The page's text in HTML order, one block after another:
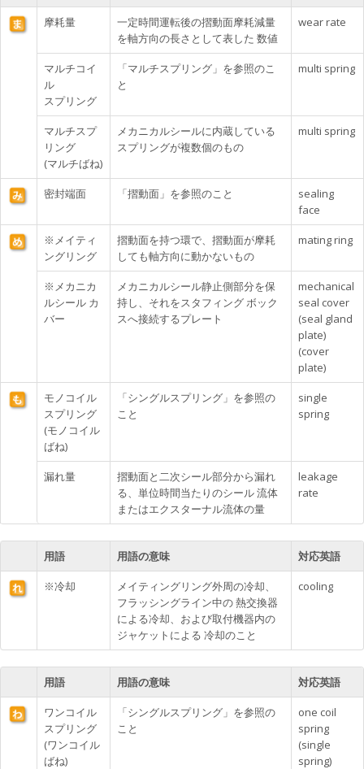
摩耗量
一定時間運転後の摺動面摩耗減量
を軸方向の長さとして表した 数値
wear rate
マルチコイ
ル
スプリング
「マルチスプリング」を参照のこ
と
multi spring
マルチスプ
リング
(マルチばね)
メカニカルシールに内蔵している
スプリングが複数個のもの
multi spring
密封端面 「摺動面」を参照のこと
sealing
face
※メイティ
ングリング
摺動面を持つ環で、摺動面が摩耗
しても軸方向に動かないもの
mating ring
※メカニカ
ルシール カ
バー
メカニカルシール静止側部分を保
持し、それをスタフィング ボック
スへ接続するプレート
mechanical
seal cover
(seal gland
plate)
(cover
plate)
モノコイル
スプリング
(モノコイル
ばね)
「シングルスプリング」を参照の
こと
single
spring
漏れ量
摺動面と二次シール部分から漏れ
る、単位時間当たりのシール 流体
またはエクスターナル流体の量
leakage
rate
用語 用語の意味 対応英語
※冷却
メイティングリング外周の冷却、
フラッシングライン中の 熱交換器
による冷却、および取付機器内の
ジャケットによる 冷却のこと
cooling
用語 用語の意味 対応英語
ワンコイル
スプリング
(ワンコイル
ばね)
「シングルスプリング」を参照の
こと
one coil
spring
(single
spring)